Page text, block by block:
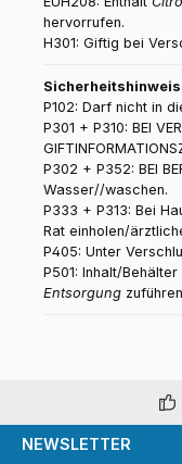
hervorrufen.
H301: Giftig bei
P102: Darf nicht in
P301 + P310: BEI
P302 + P352: BEI
Wasser//waschen.
P333 + P313: Bei
Rat einholen/
P405: Unter
P501: Inhalt/Behälter
Entsorgung
NEWSLETTER